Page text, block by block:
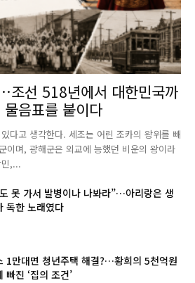
조선 518년에서 대한민국까
음표를 붙이다
다고 생각한다. 세조는 어린 조카의 왕위를 빼
이며, 광해군은 외교에 능했던 비운의 왕이라
,...
못 가서 발병이나 나봐라”…아리랑은 생
독한 노래였다
1만대면 청년주택 해결?…황희의 5천억원
빠진 ‘집의 조건’